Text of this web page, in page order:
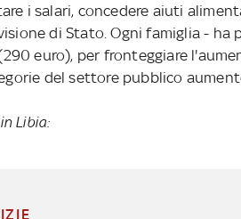
i salari, concedere aiuti
di Stato. Ogni famiglia - ha
euro), per fronteggiare
del settore pubblico
Libia: